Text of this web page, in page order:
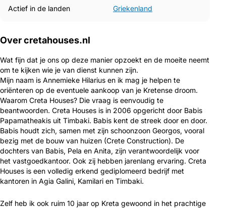
Actief in de landen Griekenland
Over cretahouses.nl
Wat fijn dat je ons op deze manier opzoekt en de moeite neemt
om te kijken wie je van dienst kunnen zijn.
Mijn naam is Annemieke Hilarius en ik mag je helpen te
oriënteren op de eventuele aankoop van je Kretense droom.
Waarom Creta Houses? Die vraag is eenvoudig te
beantwoorden. Creta Houses is in 2006 opgericht door Babis
Papamatheakis uit Timbaki. Babis kent de streek door en door.
Babis houdt zich, samen met zijn schoonzoon Georgos, vooral
bezig met de bouw van huizen (Crete Construction). De
dochters van Babis, Pela en Anita, zijn verantwoordelijk voor
het vastgoedkantoor. Ook zij hebben jarenlang ervaring. Creta
Houses is een volledig erkend gediplomeerd bedrijf met
kantoren in Agia Galini, Kamilari en Timbaki.
Zelf heb ik ook ruim 10 jaar op Kreta gewoond in het prachtige